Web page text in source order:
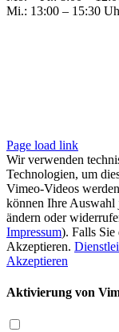
Mi.: 13:00 – 15:30
Page load link
Wir verwenden
Technologien, um
Vimeo-Videos
können Ihre Auswahl
ändern oder
Impressum). Falls Sie
Akzeptieren.
Akzeptieren
Aktivierung von